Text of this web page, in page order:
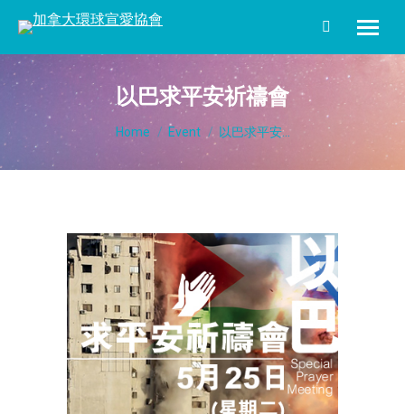
Search:
以巴求平安祈禱會
You are here:
Home Event 以巴求平安...